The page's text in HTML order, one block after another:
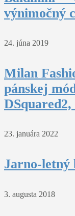
výnimočný
24. júna 2019
Milan
pánskej
23. januára 2022
Jarno-letný
3. augusta 2018